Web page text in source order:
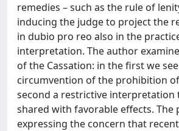
remedies – such as the rule of
inducing the judge to project the
in dubio pro reo also in the
interpretation. The author
of the Cassation: in the first we
circumvention of the prohibition
second a restrictive interpretation
shared with favorable effects. The
expressing the concern that